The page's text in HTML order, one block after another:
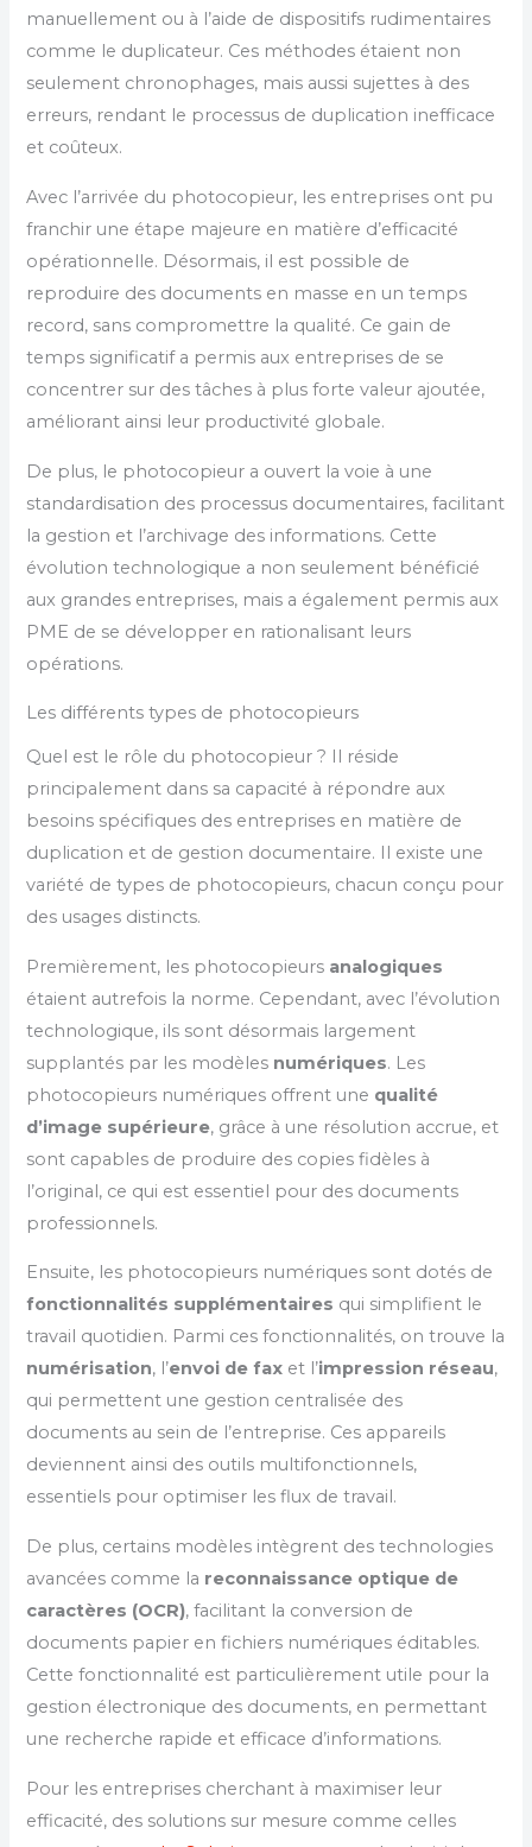
manuellement ou à l’aide de dispositifs rudimentaires
comme le duplicateur. Ces méthodes étaient non
seulement chronophages, mais aussi sujettes à des
erreurs, rendant le processus de duplication inefficace
et coûteux.
Avec l’arrivée du photocopieur, les entreprises ont pu
franchir une étape majeure en matière d’efficacité
opérationnelle. Désormais, il est possible de
reproduire des documents en masse en un temps
record, sans compromettre la qualité. Ce gain de
temps significatif a permis aux entreprises de se
concentrer sur des tâches à plus forte valeur ajoutée,
améliorant ainsi leur productivité globale.
De plus, le photocopieur a ouvert la voie à une
standardisation des processus documentaires, facilitant
la gestion et l’archivage des informations. Cette
évolution technologique a non seulement bénéficié
aux grandes entreprises, mais a également permis aux
PME de se développer en rationalisant leurs
opérations.
Les différents types de photocopieurs
Quel est le rôle du photocopieur ? Il réside
principalement dans sa capacité à répondre aux
besoins spécifiques des entreprises en matière de
duplication et de gestion documentaire. Il existe une
variété de types de photocopieurs, chacun conçu pour
des usages distincts.
Premièrement, les photocopieurs analogiques
étaient autrefois la norme. Cependant, avec l’évolution
technologique, ils sont désormais largement
supplantés par les modèles numériques. Les
photocopieurs numériques offrent une qualité
d’image supérieure, grâce à une résolution accrue, et
sont capables de produire des copies fidèles à
l’original, ce qui est essentiel pour des documents
professionnels.
Ensuite, les photocopieurs numériques sont dotés de
fonctionnalités supplémentaires qui simplifient le
travail quotidien. Parmi ces fonctionnalités, on trouve la
numérisation, l’envoi de fax et l’impression réseau,
qui permettent une gestion centralisée des
documents au sein de l’entreprise. Ces appareils
deviennent ainsi des outils multifonctionnels,
essentiels pour optimiser les flux de travail.
De plus, certains modèles intègrent des technologies
avancées comme la reconnaissance optique de
caractères (OCR), facilitant la conversion de
documents papier en fichiers numériques éditables.
Cette fonctionnalité est particulièrement utile pour la
gestion électronique des documents, en permettant
une recherche rapide et efficace d’informations.
Pour les entreprises cherchant à maximiser leur
efficacité, des solutions sur mesure comme celles